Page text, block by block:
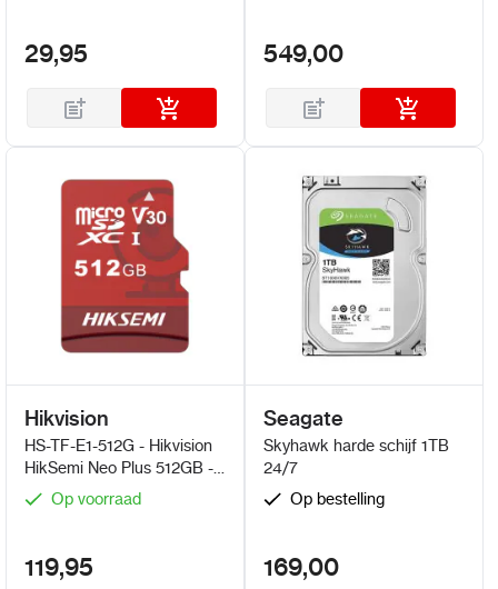
29,95 549,00
Hikvision
HS-TF-E1-512G - Hikvision
HikSemi Neo Plus 512GB -
High Speed Micro SD Kaart
Op voorraad
119,95
Seagate
Skyhawk harde schijf 1TB
24/7
Op bestelling
169,00